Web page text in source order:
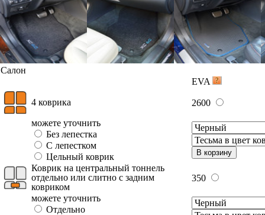
Салон
EVA
4 коврика
2600
можете уточнить
Без лепестка
С лепестком
Цельный коврик
В корзину
Коврик на центральный тоннель
отдельно или слитно с задним
ковриком
350
можете уточнить
Отдельно